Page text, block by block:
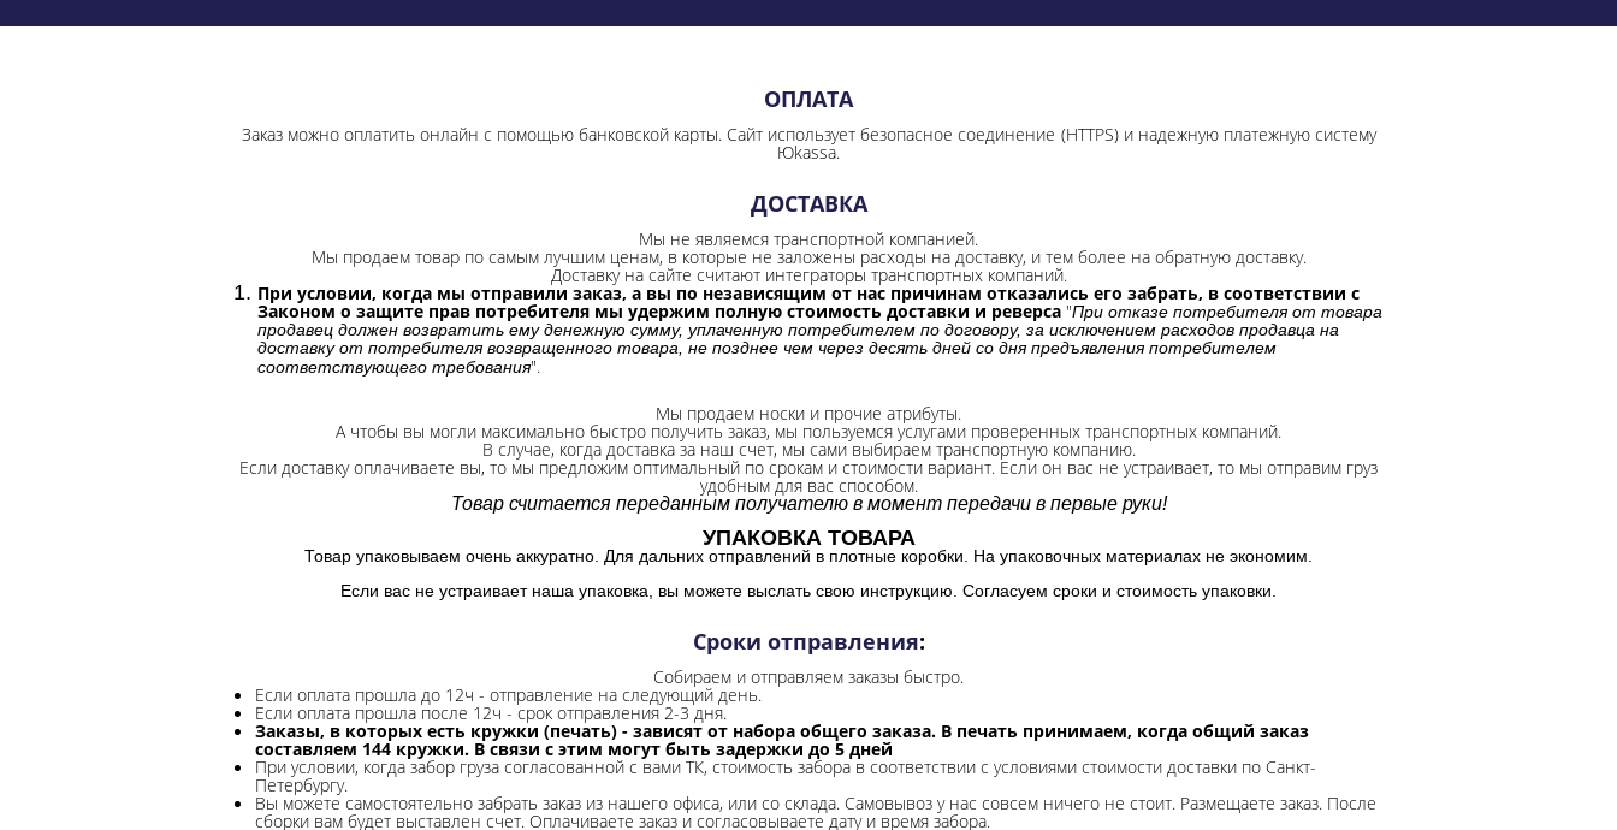
ОПЛАТА
Заказ можно оплатить онлайн с помощью банковской карты. Сайт использует безопасное соединение (HTTPS) и надежную платежную систему
Юkassa.
ДОСТАВКА
Мы не являемся транспортной компанией.
Мы продаем товар по самым лучшим ценам, в которые не заложены расходы на доставку, и тем более на обратную доставку.
Доставку на сайте считают интеграторы транспортных компаний.
При условии, когда мы отправили заказ, а вы по независящим от нас причинам отказались его забрать, в соответствии с
Законом о защите прав потребителя мы удержим полную стоимость доставки и реверса "При отказе потребителя от товара
продавец должен возвратить ему денежную сумму, уплаченную потребителем по договору, за исключением расходов продавца на
доставку от потребителя возвращенного товара, не позднее чем через десять дней со дня предъявления потребителем
соответствующего требования".
Мы продаем носки и прочие атрибуты.
А чтобы вы могли максимально быстро получить заказ, мы пользуемся услугами проверенных транспортных компаний.
В случае, когда доставка за наш счет, мы сами выбираем транспортную компанию.
Если доставку оплачиваете вы, то мы предложим оптимальный по срокам и стоимости вариант. Если он вас не устраивает, то мы отправим груз
удобным для вас способом.
Товар считается переданным получателю в момент передачи в первые руки!
УПАКОВКА ТОВАРА
Товар упаковываем очень аккуратно. Для дальних отправлений в плотные коробки. На упаковочных материалах не экономим.
Если вас не устраивает наша упаковка, вы можете выслать свою инструкцию. Согласуем сроки и стоимость упаковки.
Сроки отправления:
Собираем и отправляем заказы быстро.
Если оплата прошла до 12ч - отправление на следующий день.
Если оплата прошла после 12ч - срок отправления 2-3 дня.
Заказы, в которых есть кружки (печать) - зависят от набора общего заказа. В печать принимаем, когда общий заказ
составляем 144 кружки. В связи с этим могут быть задержки до 5 дней
При условии, когда забор груза согласованной с вами ТК, стоимость забора в соответствии с условиями стоимости доставки по Санкт-
Петербургу.
Вы можете самостоятельно забрать заказ из нашего офиса, или со склада. Самовывоз у нас совсем ничего не стоит. Размещаете заказ. После
сборки вам будет выставлен счет. Оплачиваете заказ и согласовываете дату и время забора.